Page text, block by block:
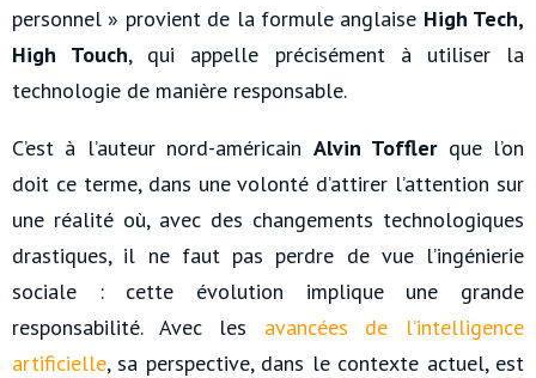
personnel » provient de la formule anglaise High Tech,
High Touch, qui appelle précisément à utiliser la
technologie de manière responsable.
C’est à l’auteur nord-américain Alvin Toffler que l’on
doit ce terme, dans une volonté d’attirer l’attention sur
une réalité où, avec des changements technologiques
drastiques, il ne faut pas perdre de vue l’ingénierie
sociale : cette évolution implique une grande
responsabilité. Avec les
avancées de l’intelligence
artificielle, sa perspective, dans le contexte actuel, est